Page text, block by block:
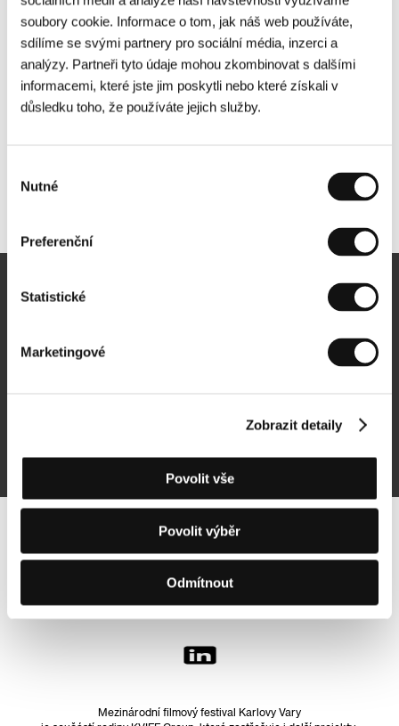
soubory cookie. Informace o tom, jak náš web používáte,
sdílíme se svými partnery pro sociální média, inzerci a
analýzy. Partneři tyto údaje mohou zkombinovat s dalšími
informacemi, které jste jim poskytli nebo které získali v
důsledku toho, že používáte jejich služby.
souhlasu
Nutné
Preferenční
Statistické
Marketingové
Zobrazit detaily
Povolit vše
Povolit výběr
Odmítnout
Přihlášením souhlasím sezpracováním osobních údajů
Sledujte nás na síti:
Mezinárodní filmový festival Karlovy Vary